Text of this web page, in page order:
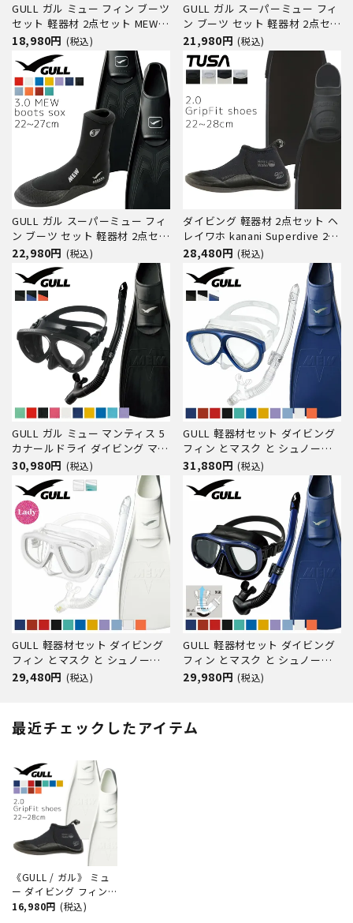
GULL ガル ミュー フィン ブーツ
セット 軽器材 2点セット MEW
フルフットフィン 3mm ミュー
ブーツ ダイビングブーツ シュノ
ーケリング スキンダイビング ス
キューバダイビング 【mew-
3_mewB】
18,980円 (税込)
GULL ガル スーパーミュー フィ
ン ブーツ セット 軽器材 2点セッ
ト スーパー ミュー フルフット
フィン ショート ミューブーツ
ダイビングブーツ シュノーケリ
ング スキンダイビング スキュー
バダイビング 【smew-sho
21,980円 (税込)
GULL ガル スーパーミュー フィ
ン ブーツ セット 軽器材 2点セッ
ト スーパー ミュー フルフット
フィン 3mm ミューブーツ ダイ
ビングブーツ シュノーケリング
スキンダイビング スキューバダ
イビング 【smew-3_mewB】
22,980円 (税込)
ダイビング 軽器材 2点セット ヘ
レイワホ kanani Superdive 2.0
GripFit shoes フィン マリンシ
ューズ スキューバダイビング シ
ュノーケリング スキンダイビン
グ対応 フルフットフィン 軽量フ
ィン 2mm サーフブーツ
28,480円 (税込)
GULL ガル ミュー マンティス 5
カナールドライ ダイビング マス
ク フィン シュノーケル セット
軽器材 3点セット ダイビングマ
スク フルフットフィン スノーケ
ル スキンダイビング スキューバ
ダイビング 軽器材セ
30,980円 (税込)
GULL 軽器材セット ダイビング
フィン とマスク と シュノーケ
ル セット 軽器材 3点 ガル ダイ
ビングマスク スキンダイビング
スキューバダイビング 軽器材 セ
ット 【mantis-canaldry-
mew】
31,880円 (税込)
GULL 軽器材セット ダイビング
フィン とマスク と シュノーケ
ル セット 軽器材 3点 ガル ダイ
ット 【lanze-leiladry-mew】
29,480円 (税込)
GULL 軽器材セット ダイビング
フィン とマスク と シュノーケ
ル セット 軽器材 3点 ガル ダイ
ット 【lanzeBK-
canalstableBK-mew】
29,980円 (税込)
最近チェックしたアイテム
《GULL / ガル》 ミュ
ー ダイビング フィン
ブーツ セット 軽器材 2
16,980円 (税込)